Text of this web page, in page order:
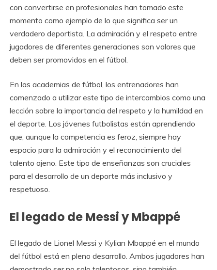
con convertirse en profesionales han tomado este
momento como ejemplo de lo que significa ser un
verdadero deportista. La admiración y el respeto entre
jugadores de diferentes generaciones son valores que
deben ser promovidos en el fútbol.
En las academias de fútbol, los entrenadores han
comenzado a utilizar este tipo de intercambios como una
lección sobre la importancia del respeto y la humildad en
el deporte. Los jóvenes futbolistas están aprendiendo
que, aunque la competencia es feroz, siempre hay
espacio para la admiración y el reconocimiento del
talento ajeno. Este tipo de enseñanzas son cruciales
para el desarrollo de un deporte más inclusivo y
respetuoso.
El legado de Messi y Mbappé
El legado de Lionel Messi y Kylian Mbappé en el mundo
del fútbol está en pleno desarrollo. Ambos jugadores han